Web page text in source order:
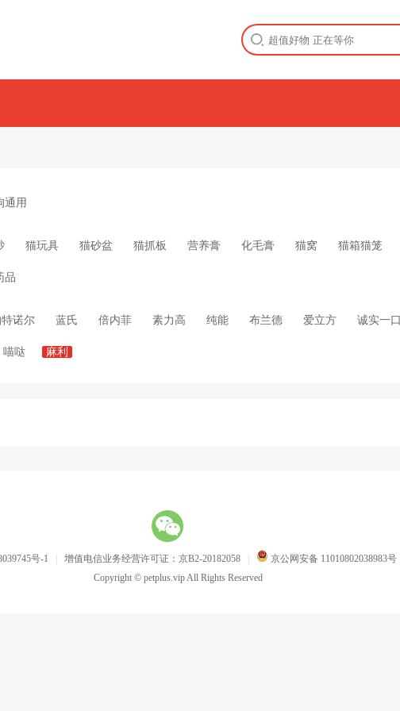
通用
猫玩具 猫砂盆 猫抓板 营养膏 化毛膏 猫窝 猫箱猫笼
品
诺尔 蓝氏 倍内菲 素力高 纯能 布兰德 爱立方 诚实一口
喵哒 麻利
号-1 增值电信业务经营许可证：京B2-20182058
京公网安备 11010802038983号
Copyright © petplus.vip All Rights Reserved